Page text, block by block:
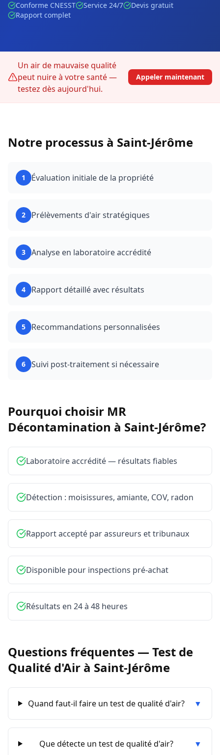
Conforme CNESST Service 24/7
Devis gratuit
Rapport complet
Un air de mauvaise qualité
peut nuire à votre santé —
testez dès aujourd'hui.
Appeler maintenant
Notre processus à Saint-Jérôme
1 Évaluation initiale de la propriété
2 Prélèvements d'air stratégiques
3 Analyse en laboratoire accrédité
4 Rapport détaillé avec résultats
5 Recommandations personnalisées
6 Suivi post-traitement si nécessaire
Pourquoi choisir MR
Décontamination à Saint-Jérôme?
Laboratoire accrédité — résultats fiables
Détection : moisissures, amiante, COV, radon
Rapport accepté par assureurs et tribunaux
Disponible pour inspections pré-achat
Résultats en 24 à 48 heures
Questions fréquentes — Test de
Qualité d'Air à Saint-Jérôme
Quand faut-il faire un test de qualité d'air? ▼
Que détecte un test de qualité d'air? ▼